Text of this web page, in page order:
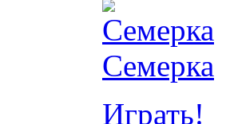
Семерка
Играть!